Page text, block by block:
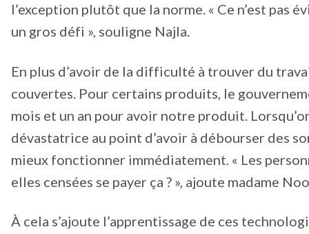
l’exception plutôt que la norme. « Ce n’est pas
un gros défi », souligne Najla.
En plus d’avoir de la difficulté à trouver du
couvertes. Pour certains produits, le
mois et un an pour avoir notre produit.
dévastatrice au point d’avoir à débourser des
mieux fonctionner immédiatement. « Les
elles censées se payer ça ? », ajoute madame
À cela s’ajoute l’apprentissage de ces